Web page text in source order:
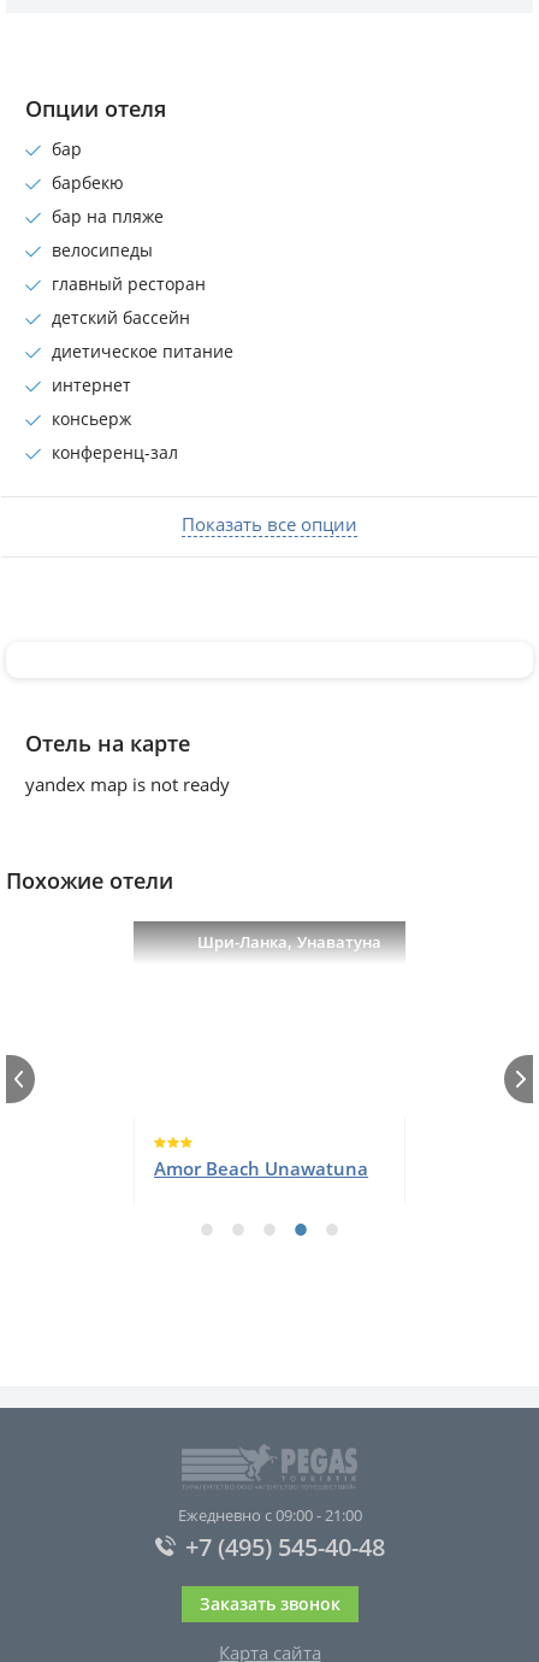
Опции отеля
бар
барбекю
бар на пляже
велосипеды
главный ресторан
детский бассейн
диетическое питание
интернет
консьеpж
конференц-зал
Показать все опции
Отель на карте
yandex map is not ready
Похожие отели
Шри-Ланка,Унаватуна
Amor Beach Unawatuna
Ежедневно с 09:00 - 21:00
+7 (495) 545-40-48
Заказать звонок
Карта сайта